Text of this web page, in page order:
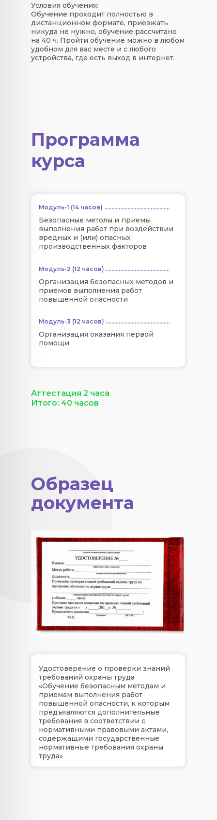
Условия обучения:
Обучение проходит полностью в
дистанционном формате, приезжать
никуда не нужно, обучение рассчитано
на 40 ч. Пройти обучение можно в любом
удобном для вас месте и с любого
устройства, где есть выход в интернет.
Программа
курса
Модуль-1 (14 часов) .............................................
Безопасные метолы и приемы
выполнения работ при воздействии
вредных и (или) опасных
производственных факторов
Модуль-2 (12 часов) ............................................
Модуль-3 (12 часов) ............................................
Организация безопасных методов и
приемов выполнения работ
повышенной опасности
Организация оказания первой
помощи
Аттестация 2 часа
Итого: 40 часов
Образец
документа
Удостоверение о проверки знаний
требований охраны труда
«Обучение безопасным методам и
приемам выполнения работ
повышенной опасности, к которым
предъявляются дополнительные
требования в соответствии с
нормативными правовыми актами,
содержащими государственные
нормативные требования охраны
труда»